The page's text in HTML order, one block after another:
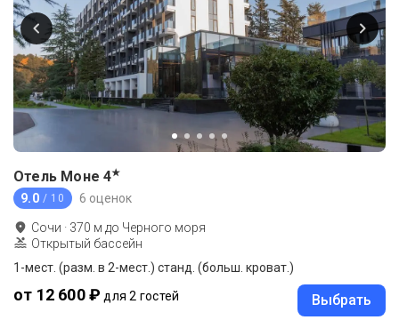
Отель Моне 4★
9.0 / 10 6 оценок
Сочи · 370 м до Черного моря
Открытый бассейн
1-мест. (разм. в 2-мест.) станд. (больш. кроват.)
от 12 600 ₽ для 2 гостей Выбрать